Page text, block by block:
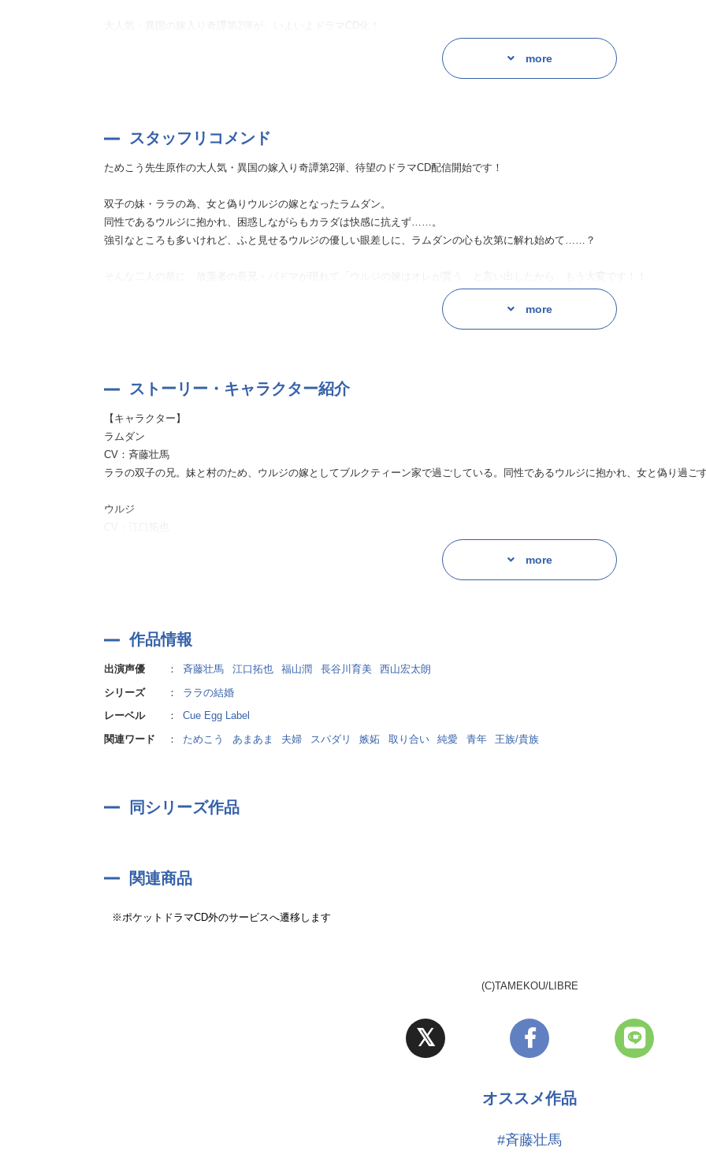
大人気・異国の嫁入り奇譚第2弾が、いよいよドラマCD化！
more
スタッフリコメンド
ためこう先生原作の大人気・異国の嫁入り奇譚第2弾、待望のドラマCD配信開始です！
双子の妹・ララの為、女と偽りウルジの嫁となったラムダン。
同性であるウルジに抱かれ、困惑しながらもカラダは快感に抗えず……。
強引なところも多いけれど、ふと見せるウルジの優しい眼差しに、ラムダンの心も次第に解れ始めて……？
そんな二人の前に、放蕩者の長兄・バドマが現れて「ウルジの嫁はオレが貰う」と言い出したから、もう大変です！！
そんな狂おしくも切ないのウルジの想いがむき出しで突き刺さってくる、スタッフイチオシのシーンが収録されているのはこちらで
▼おすすめトラック
「Chapter3 ララの結婚 第八話」
兄バドマにカラダを許したと思っているウルジに嫉妬され、強引にカラダを確かめられるラムダン。
ウルジに快楽を教え込まれたカラダは、抵抗むなしく容易に感じてしまって……ｖｖ激しく抱かれた後で、ウルジの見せた表情に
愛するが故に不器用になってすれ違ってしまう、そんな二人の幸せを祈って手を合わせずにはいられません！！
ラムダンを演じるのは斉藤壮馬さん。
揺れ動く感情までもすくい取ってお声に乗せて届けて下さるので、もう、こちらはただただ拝むことしかできません……！
ウルジを演じる江口拓也さんは、強引さや力強さといった男らしい部分と、内に秘めた繊細な部分、両方の表現力にグッと掴まれま
ラムダンとウルジの二人の気持ち、関係性が育まれてゆく様子を、魅力的なキャラクター、エピソードを交えて丁寧に描かれてゆく
more
ストーリー・キャラクター紹介
【キャラクター】
ラムダン
CV：斉藤壮馬
ララの双子の兄。妹と村のため、ウルジの嫁としてブルクティーン家で過ごしている。同性であるウルジに抱かれ、女と偽り過ご
ウルジ
CV：江口拓也
街一番の富豪の跡取り。ラムダンが妹・ララと入れ替わっていると知りながら嫁に迎えた。実は幼い頃にラムダンと出会っており
CV：長谷川育美
ラムダンの双子の妹。ウルジとの婚儀直前に好きな人と駆け落ちした。
CV：西山宏太朗
more
作品情報
出演声優 ： 斉藤壮馬 江口拓也 福山潤 長谷川育美
西山宏太朗
シリーズ
：
ララの結婚
レーベル
：
Cue Egg Label
関連ワード
： ためこう あまあま 夫婦 スパダリ 嫉妬 取り合い 純愛 青年 王族/貴族
同シリーズ作品
関連商品
※ポケットドラマCD外のサービスへ遷移します
(C)TAMEKOU/LIBRE
オススメ作品
#斉藤壮馬